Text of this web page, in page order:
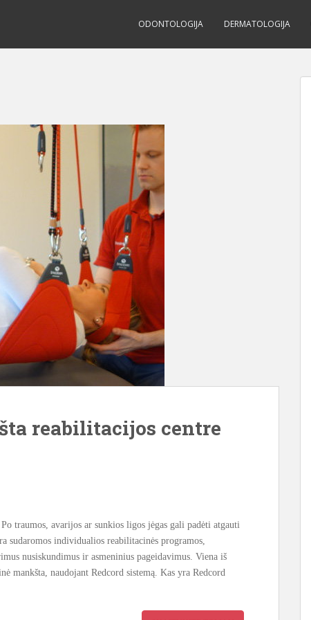
ODONTOLOGIJA DERMATOLOGIJA
reabilitacijos centre
traumos, avarijos ar sunkios ligos jėgas gali padėti atgauti
sudaromos individualios reabilitacinės programos,
nusiskundimus ir asmeninius pageidavimus. Viena iš
mankšta, naudojant Redcord sistemą. Kas yra Redcord